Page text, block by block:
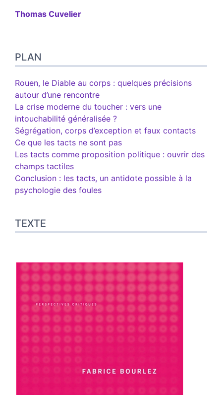
Thomas Cuvelier
Texte
Bibliographie
Notes
Citer cet article
Auteur·ice
PLAN
Rouen, le Diable au corps : quelques précisions
autour d’une rencontre
La crise moderne du toucher : vers une
intouchabilité généralisée ?
Ségrégation, corps d’exception et faux contacts
Ce que les tacts ne sont pas
Les tacts comme proposition politique : ouvrir des
champs tactiles
Conclusion : les tacts, un antidote possible à la
psychologie des foules
TEXTE